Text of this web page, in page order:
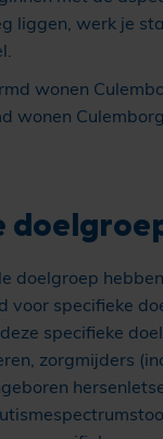
wonen
liggen, werk je
doelgroep
voor specifieke
specifieke
zorgmijders